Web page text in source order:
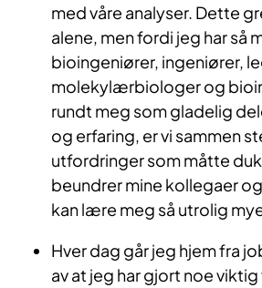
med våre analyser. Dette
alene, men fordi jeg har så
bioingeniører, ingeniører,
molekylærbiologer og
rundt meg som gladelig
og erfaring, er vi sammen
utfordringer som måtte
beundrer mine kollegaer
kan lære meg så utrolig
Hver dag går jeg hjem fra
av at jeg har gjort noe